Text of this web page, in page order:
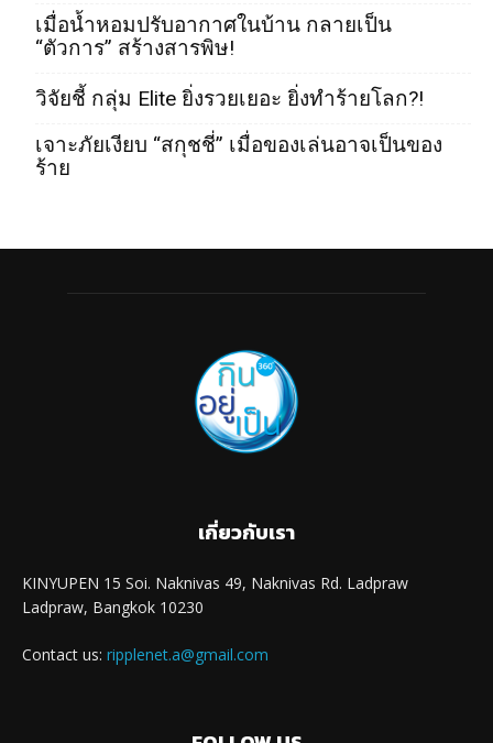
เมื่อน้ำหอมปรับอากาศในบ้าน กลายเป็น
“ตัวการ” สร้างสารพิษ!
วิจัยชี้ กลุ่ม Elite ยิ่งรวยเยอะ ยิ่งทำร้ายโลก?!
เจาะภัยเงียบ “สกุชชี่” เมื่อของเล่นอาจเป็นของ
ร้าย
เกี่ยวกับเรา
KINYUPEN 15 Soi. Naknivas 49, Naknivas Rd. Ladpraw
Ladpraw, Bangkok 10230
Contact us: ripplenet.a@gmail.com